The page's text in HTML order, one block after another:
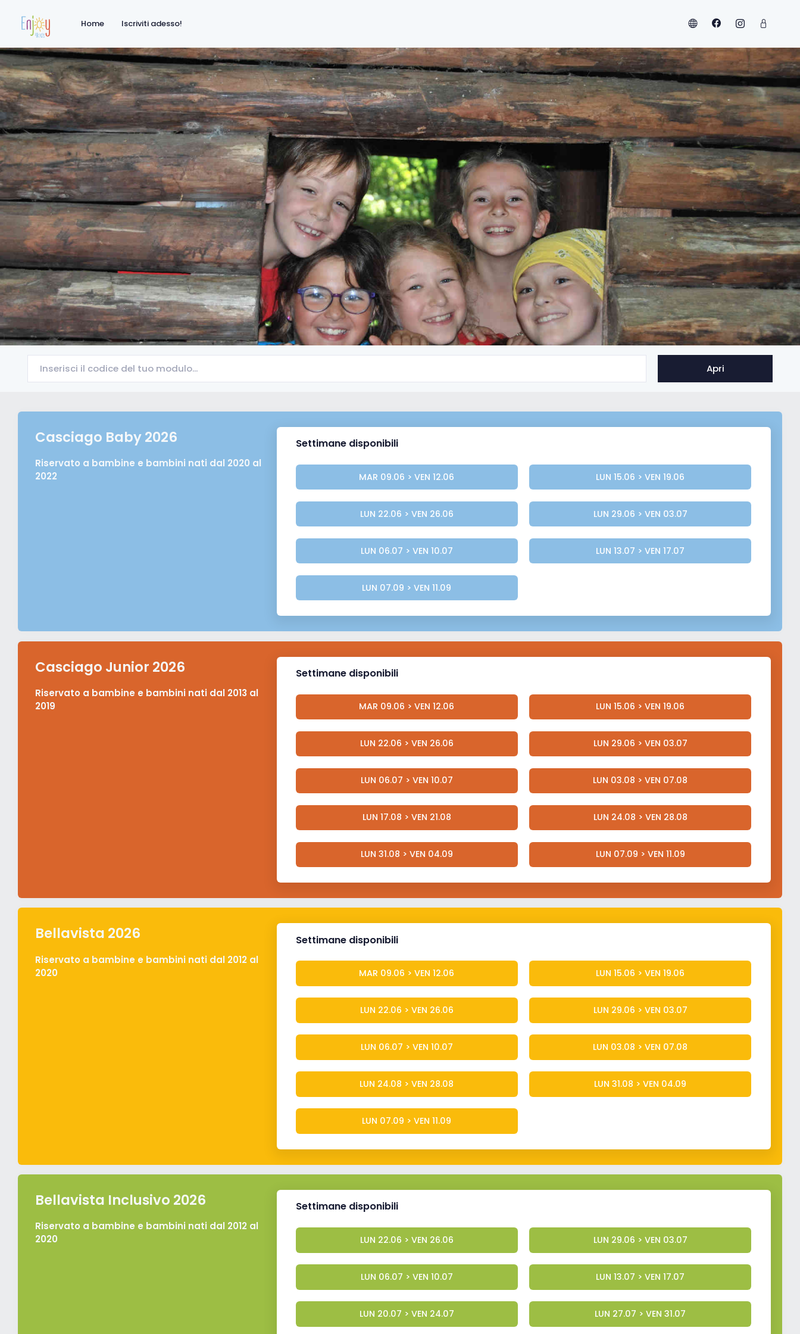
Home Iscriviti adesso!
Apri
Casciago Baby 2026
Riservato a bambine e bambini nati dal 2020 al
2022
Settimane disponibili
MAR 09.06 > VEN 12.06 LUN 15.06 > VEN 19.06
LUN 22.06 > VEN 26.06 LUN 29.06 > VEN 03.07
LUN 06.07 > VEN 10.07 LUN 13.07 > VEN 17.07
LUN 07.09 > VEN 11.09
Casciago Junior 2026
Riservato a bambine e bambini nati dal 2013 al
2019
Settimane disponibili
MAR 09.06 > VEN 12.06 LUN 15.06 > VEN 19.06
LUN 22.06 > VEN 26.06 LUN 29.06 > VEN 03.07
LUN 06.07 > VEN 10.07 LUN 03.08 > VEN 07.08
LUN 17.08 > VEN 21.08 LUN 24.08 > VEN 28.08
LUN 31.08 > VEN 04.09 LUN 07.09 > VEN 11.09
Bellavista 2026
Riservato a bambine e bambini nati dal 2012 al
2020
Settimane disponibili
MAR 09.06 > VEN 12.06 LUN 15.06 > VEN 19.06
LUN 22.06 > VEN 26.06 LUN 29.06 > VEN 03.07
LUN 06.07 > VEN 10.07 LUN 03.08 > VEN 07.08
LUN 24.08 > VEN 28.08 LUN 31.08 > VEN 04.09
LUN 07.09 > VEN 11.09
Bellavista Inclusivo 2026
Riservato a bambine e bambini nati dal 2012 al
2020
Settimane disponibili
LUN 22.06 > VEN 26.06 LUN 29.06 > VEN 03.07
LUN 06.07 > VEN 10.07 LUN 13.07 > VEN 17.07
LUN 20.07 > VEN 24.07 LUN 27.07 > VEN 31.07